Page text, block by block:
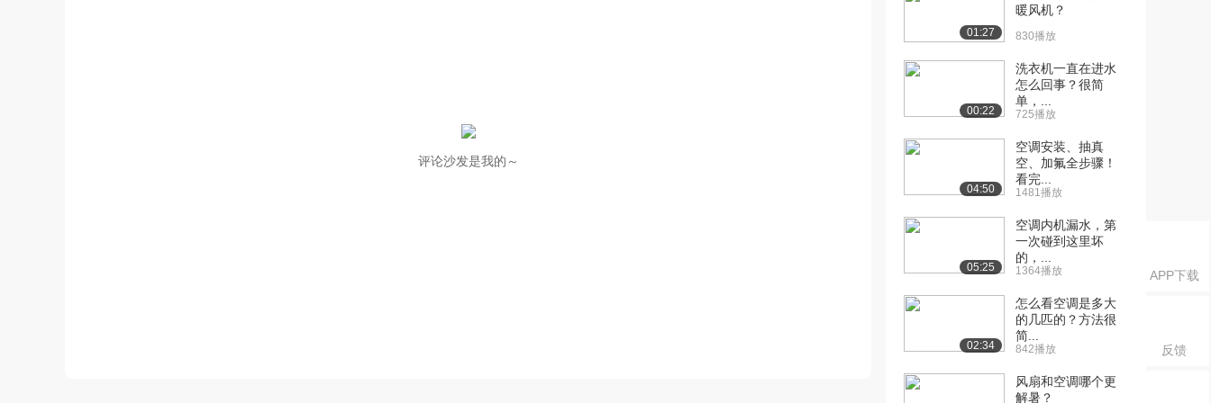
APP下载
反馈
评论沙发是我的～
01:27
暖风机？
830播放
00:22
洗衣机一直在进水
怎么回事？很简
单，...
725播放
04:50
空调安装、抽真
空、加氟全步骤！
看完...
1481播放
05:25
空调内机漏水，第
一次碰到这里坏
的，...
1364播放
02:34
怎么看空调是多大
的几匹的？方法很
简...
842播放
风扇和空调哪个更
解暑？